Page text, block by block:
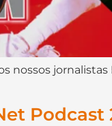
nossos
Podcast